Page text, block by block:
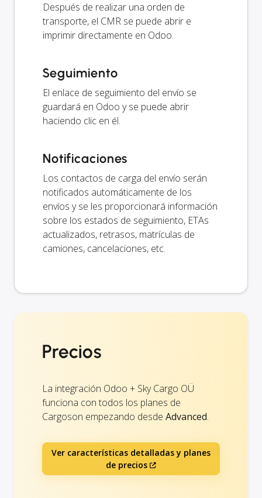
Después de realizar una orden de
transporte, el CMR se puede abrir e
imprimir directamente en Odoo.
Seguimiento
El enlace de seguimiento del envío se
guardará en Odoo y se puede abrir
haciendo clic en él.
Notificaciones
Los contactos de carga del envío serán
notificados automáticamente de los
envíos y se les proporcionará información
sobre los estados de seguimiento, ETAs
actualizados, retrasos, matrículas de
camiones, cancelaciones, etc.
Precios
La integración Odoo + Sky Cargo OÜ
funciona con todos los planes de
Cargoson empezando desde Advanced.
Ver características detalladas y planes
de precios